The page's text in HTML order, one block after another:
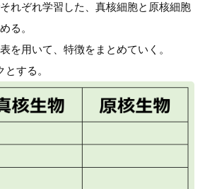
れぞれ学習した、真核細胞と原核細胞
る。
を用いて、特徴をまとめていく。
する。